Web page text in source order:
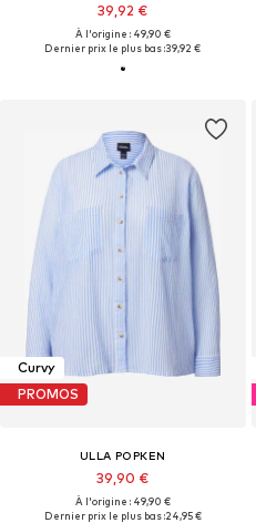
39,92 €
À l'origine : 49,90 €
Dernier prix le plus bas :39,92 €
Curvy
PROMOS
ULLA POPKEN
39,90 €
À l'origine : 49,90 €
Dernier prix le plus bas :24,95 €